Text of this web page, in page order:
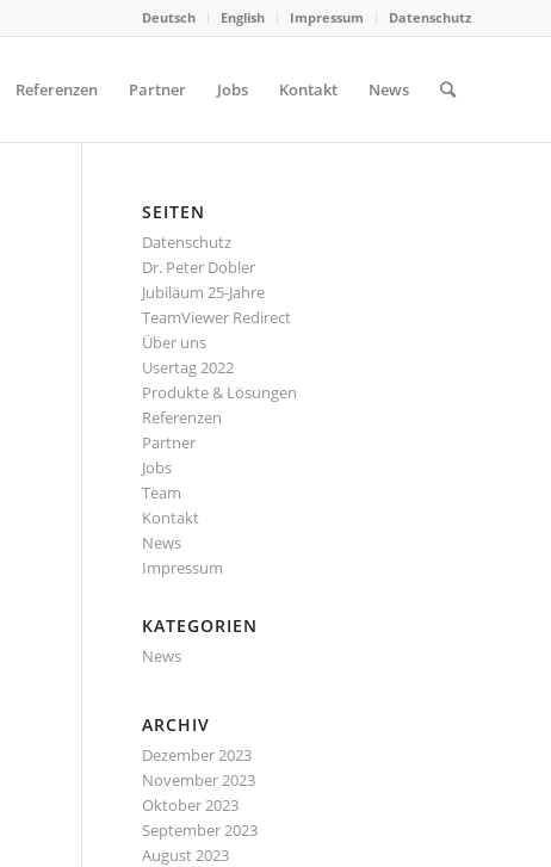
Deutsch English Impressum Datenschutz
Referenzen Partner Jobs Kontakt News
SEITEN
Datenschutz
Dr. Peter Dobler
Jubiläum 25-Jahre
TeamViewer Redirect
Über uns
Usertag 2022
Produkte & Lösungen
Referenzen
Partner
Jobs
Team
Kontakt
News
Impressum
KATEGORIEN
News
ARCHIV
Dezember 2023
November 2023
Oktober 2023
September 2023
August 2023